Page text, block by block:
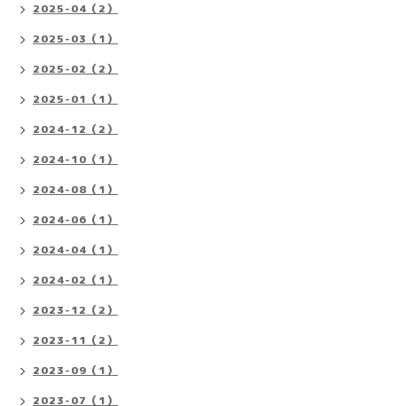
2025-04（2）
2025-03（1）
2025-02（2）
2025-01（1）
2024-12（2）
2024-10（1）
2024-08（1）
2024-06（1）
2024-04（1）
2024-02（1）
2023-12（2）
2023-11（2）
2023-09（1）
2023-07（1）